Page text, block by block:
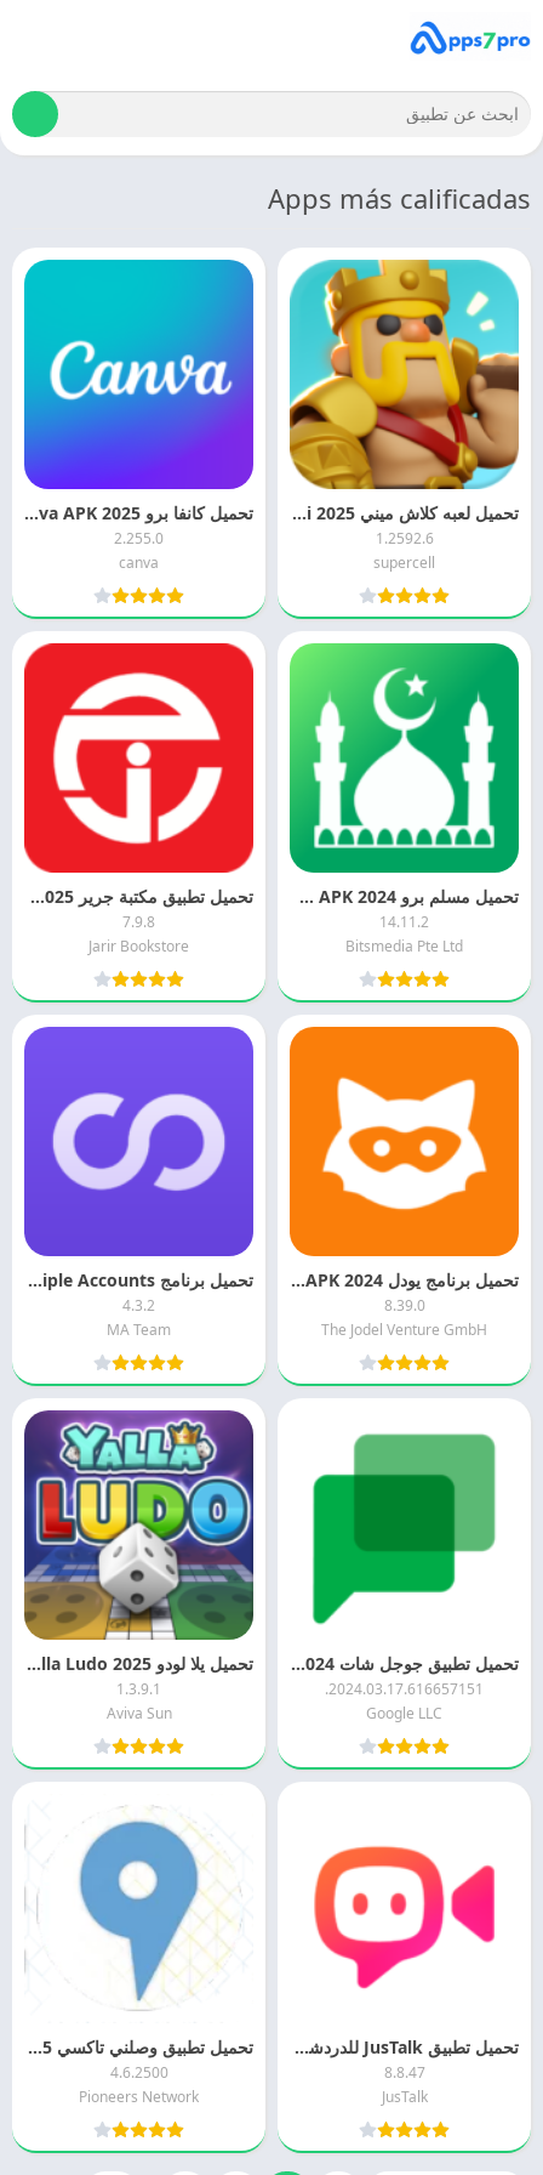
Apps más calificadas
تحميل لعبه كلاش ميني Clash Mini 2025 مجانا
1.2592.6
supercell
تحميل كانفا برو 2025 Canva APK اخر اصدار مجانا
2.255.0
canva
تحميل مسلم برو 2024 Muslim Pro APK التحديث الاخير
14.11.2
Bitsmedia Pte Ltd
تحميل تطبيق مكتبة جرير 2025 Jarir Bookstore APK اخر اصدار
7.9.8
Jarir Bookstore
تحميل برنامج يودل 2024 Jodel APK اخر اصدار مجانا
8.39.0
The Jodel Venture GmbH
تحميل برنامج Multiple Accounts اخر اصدار مجانا
4.3.2
MA Team
تحميل تطبيق جوجل شات Google Chat 2024 اخر اصدار مجانا
2024.03.17.616657151.
Google LLC
تحميل يلا لودو 2025 Yalla Ludo اخر اصدار مجانا
1.3.9.1
Aviva Sun
تحميل تطبيق JusTalk للدردشه الصوتيه 2024 JusTalk APK اخر اصدارمجانا
8.8.47
JusTalk
تحميل تطبيق وصلني تاكسي Wslni Taxi APK 2025 مجانا
4.6.2500
Pioneers Network